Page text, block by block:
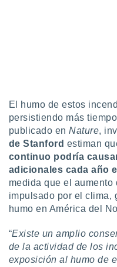
que
sean
el sitio
se
para
ni para
aunque
no
El humo de estos
persistiendo más
publicado en Nature,
de Stanford estiman
continuo podría
adicionales cada año
medida que el
impulsado por el clima,
humo en América del
“Existe un amplio
de la actividad de los
exposición al humo de